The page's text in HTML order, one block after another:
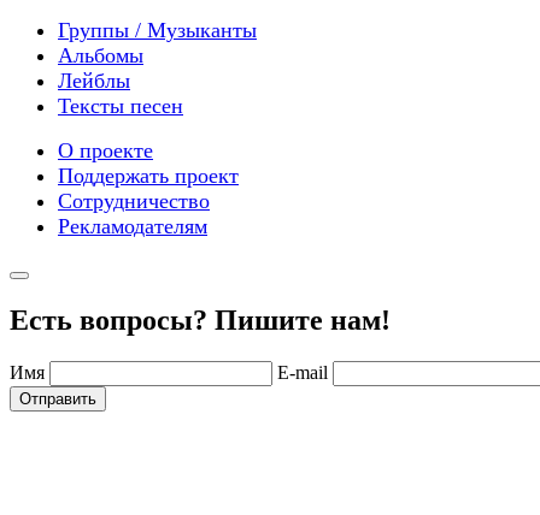
Группы / Музыканты
Альбомы
Лейблы
Тексты песен
О проекте
Поддержать проект
Сотрудничество
Рекламодателям
Есть вопросы? Пишите нам!
Имя E-mail